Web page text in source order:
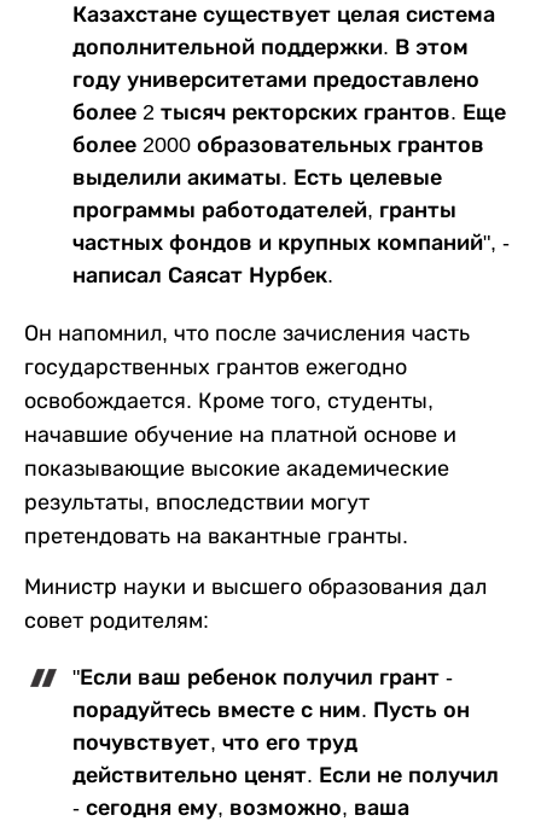
Казахстане существует целая система
дополнительной поддержки. В этом
году университетами предоставлено
более 2 тысяч ректорских грантов. Еще
более 2000 образовательных грантов
выделили акиматы. Есть целевые
программы работодателей, гранты
частных фондов и крупных компаний", -
написал Саясат Нурбек.
Он напомнил, что после зачисления часть
государственных грантов ежегодно
освобождается. Кроме того, студенты,
начавшие обучение на платной основе и
показывающие высокие академические
результаты, впоследствии могут
претендовать на вакантные гранты.
Министр науки и высшего образования дал
совет родителям:
"Если ваш ребенок получил грант -
порадуйтесь вместе с ним. Пусть он
почувствует, что его труд
действительно ценят. Если не получил
- сегодня ему, возможно, ваша